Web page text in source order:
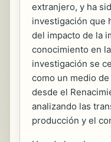
extranjero, y ha
investigación que
del impacto de la
conocimiento en
investigación se
como un medio
desde el
analizando las
producción y el